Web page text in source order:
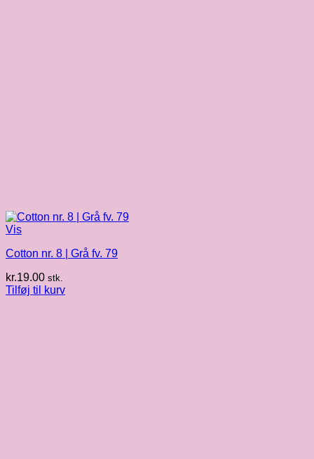
Vis
Cotton nr. 8 | Grå fv. 79
kr.19.00 stk.
Tilføj til kurv